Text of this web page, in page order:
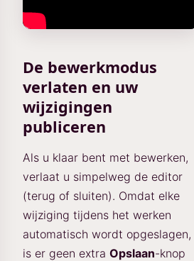
De bewerkmodus
verlaten en uw
wijzigingen
publiceren
Als u klaar bent met bewerken,
verlaat u simpelweg de editor
(terug of sluiten). Omdat elke
wijziging tijdens het werken
automatisch wordt opgeslagen,
is er geen extra Opslaan-knop